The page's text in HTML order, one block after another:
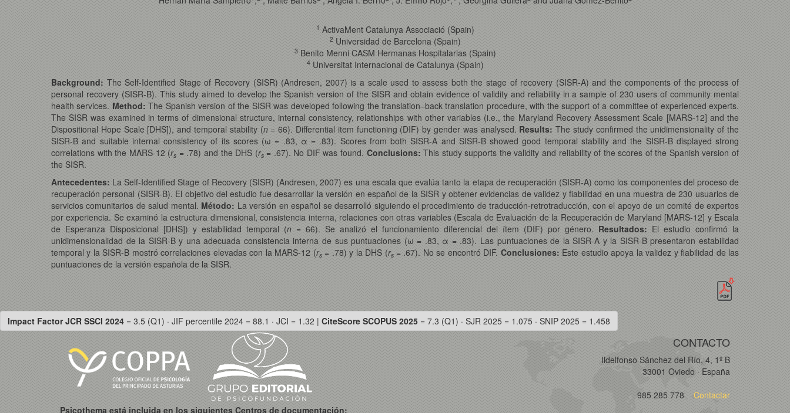
1 ActivaMent Catalunya Associació (Spain)
2Universidad de Barcelona (Spain)
3Benito Menni CASM Hermanas Hospitalarias (Spain)
4Universitat Internacional de Catalunya (Spain)
Background: The Self-Identified Stage of Recovery (SISR) (Andresen, 2007) is a scale used to assess both the stage of recovery (SISR-A) and the components of the process of
personal recovery (SISR-B). This study aimed to develop the Spanish version of the SISR and obtain evidence of validity and reliability in a sample of 230 users of community mental
health services. Method:The Spanish version of the SISR was developed following the translation–back translation procedure, with the support of a committee of experienced experts.
The SISR was examined in terms of dimensional structure, internal consistency, relationships with other variables (i.e., the Maryland Recovery Assessment Scale [MARS-12] and the
Dispositional Hope Scale [DHS]), and temporal stability (n = 66). Differential item functioning (DIF) by gender was analysed. Results:The study confirmed the unidimensionality of the
SISR-B and suitable internal consistency of its scores (ω = .83, α = .83). Scores from both SISR-A and SISR-B showed good temporal stability and the SISR-B displayed strong
correlations with the MARS-12 (rs = .78) and the DHS (rs = .67). No DIF was found. Conclusions:This study supports the validity and reliability of the scores of the Spanish version of
the SISR.
Antecedentes: La Self-Identified Stage of Recovery (SISR) (Andresen, 2007) es una escala que evalúa tanto la etapa de recuperación (SISR-A) como los componentes del proceso de
recuperación personal (SISR-B). El objetivo del estudio fue desarrollar la versión en español de la SISR y obtener evidencias de validez y fiabilidad en una muestra de 230 usuarios de
servicios comunitarios de salud mental.Método: La versión en español se desarrolló siguiendo el procedimiento de traducción-retrotraducción, con el apoyo de un comité de expertos
por experiencia. Se examinó la estructura dimensional, consistencia interna, relaciones con otras variables (Escala de Evaluación de la Recuperación de Maryland [MARS-12] y Escala
de Esperanza Disposicional [DHS]) y estabilidad temporal (n = 66). Se analizó el funcionamiento diferencial del ítem (DIF) por género. Resultados: El estudio confirmó la
unidimensionalidad de la SISR-B y una adecuada consistencia interna de sus puntuaciones (ω = .83, α = .83). Las puntuaciones de la SISR-A y la SISR-B presentaron estabilidad
temporal y la SISR-B mostró correlaciones elevadas con la MARS-12 (rs = .78) y la DHS (rs = .67). No se encontró DIF. Conclusiones: Este estudio apoya la validez y fiabilidad de las
puntuaciones de la versión española de la SISR.
Impact Factor JCR SSCI 2024 = 3.5 (Q1) · JIF percentile 2024 = 88.1 · JCI = 1.32 | CiteScore SCOPUS 2025 = 7.3 (Q1) · SJR 2025 = 1.075 · SNIP 2025 = 1.458
Psicothema está incluida en los siguientes Centros de documentación:
CONTACTO
Ildelfonso Sánchez del Río, 4, 1º B
33001 Oviedo · España
985 285 778 Contactar